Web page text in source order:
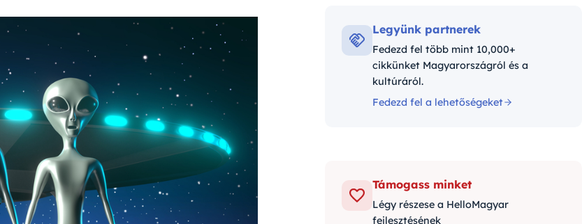
Legyünk partnerek
Fedezd fel több mint 10,000+
cikkünket Magyarországról és a
kultúráról.
Fedezd fel a lehetőségeket
Támogass minket
Légy részese a HelloMagyar
fejlesztésének